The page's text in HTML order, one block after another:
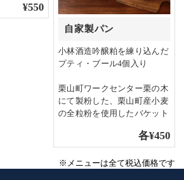
¥550
自家製パン
小林酒造吟醸粕を練り込んだ
プティ・ブール4個入り
栗山町ワークセンター栗の木
にて製粉した、栗山町産小麦
の全粒粉を使用したバケット
各¥450
※メニューは全て税込価格です